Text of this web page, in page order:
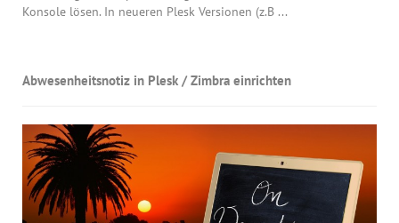
Konsole lösen. In neueren Plesk Versionen (z.B ...
Abwesenheitsnotiz in Plesk / Zimbra einrichten